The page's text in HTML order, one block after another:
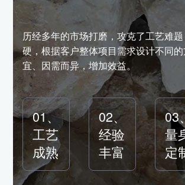
历经多年的市场打磨，攻克了工艺难
硬，根据客户整体项目需求设计不同
宜、因需而异，增加效益。
01、
工艺
成熟
02、
经验
丰富
03
量
定